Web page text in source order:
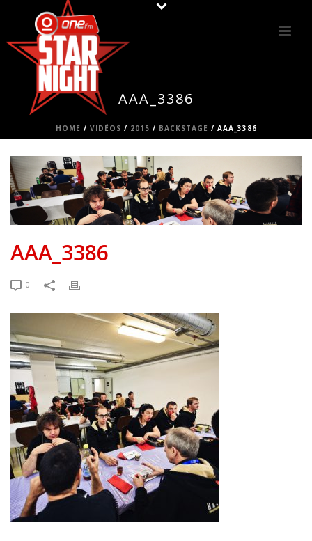
AAA_3386
HOME / VIDÉOS / 2015 / BACKSTAGE / AAA_3386
AAA_3386
0